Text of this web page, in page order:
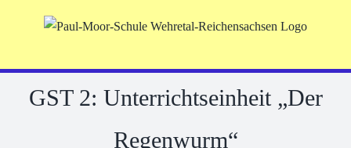
GST 2: Unterrichtseinheit „Der
Regenwurm“